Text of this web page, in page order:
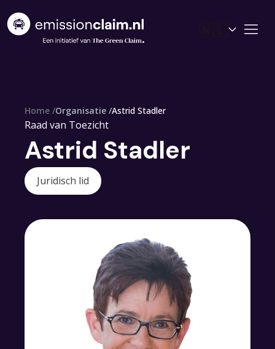
🇳🇱
Home /Organisatie /Astrid Stadler
Raad van Toezicht
Astrid Stadler
Juridisch lid